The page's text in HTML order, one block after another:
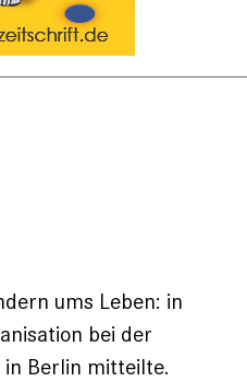
ums Leben: in
bei der
Berlin mitteilte.